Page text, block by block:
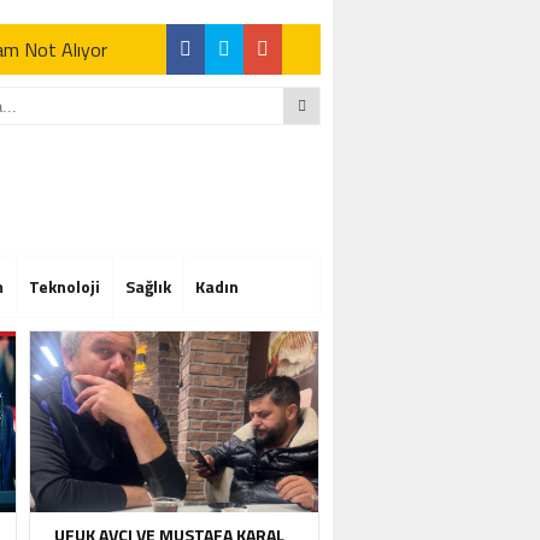
Not Alıyor
Not Alıyor
Teknoloji Sağlık Kadın
UFUK AVCI VE MUSTAFA KARAL